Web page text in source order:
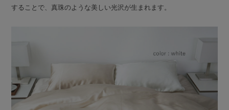
することで、真珠のような美しい光沢が生まれます。